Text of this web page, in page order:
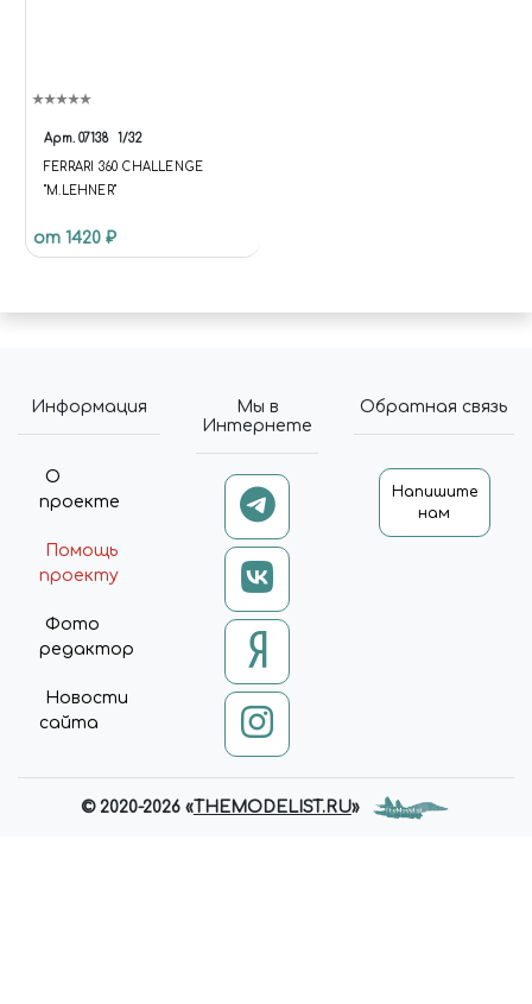
Арт. 07138 1/32
FERRARI 360 CHALLENGE
"M.LEHNER"
от 1420 ₽
Информация
О
проекте
Помощь
проекту
Фото
редактор
Новости
сайта
Мы в
Интернете
Обратная связь
Напишите
нам
© 2020-2026 «THEMODELIST.RU»